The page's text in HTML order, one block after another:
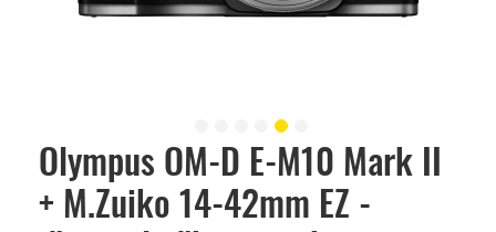
Olympus OM-D E-M10 Mark II
+ M.Zuiko 14-42mm EZ -
Skip
beginning